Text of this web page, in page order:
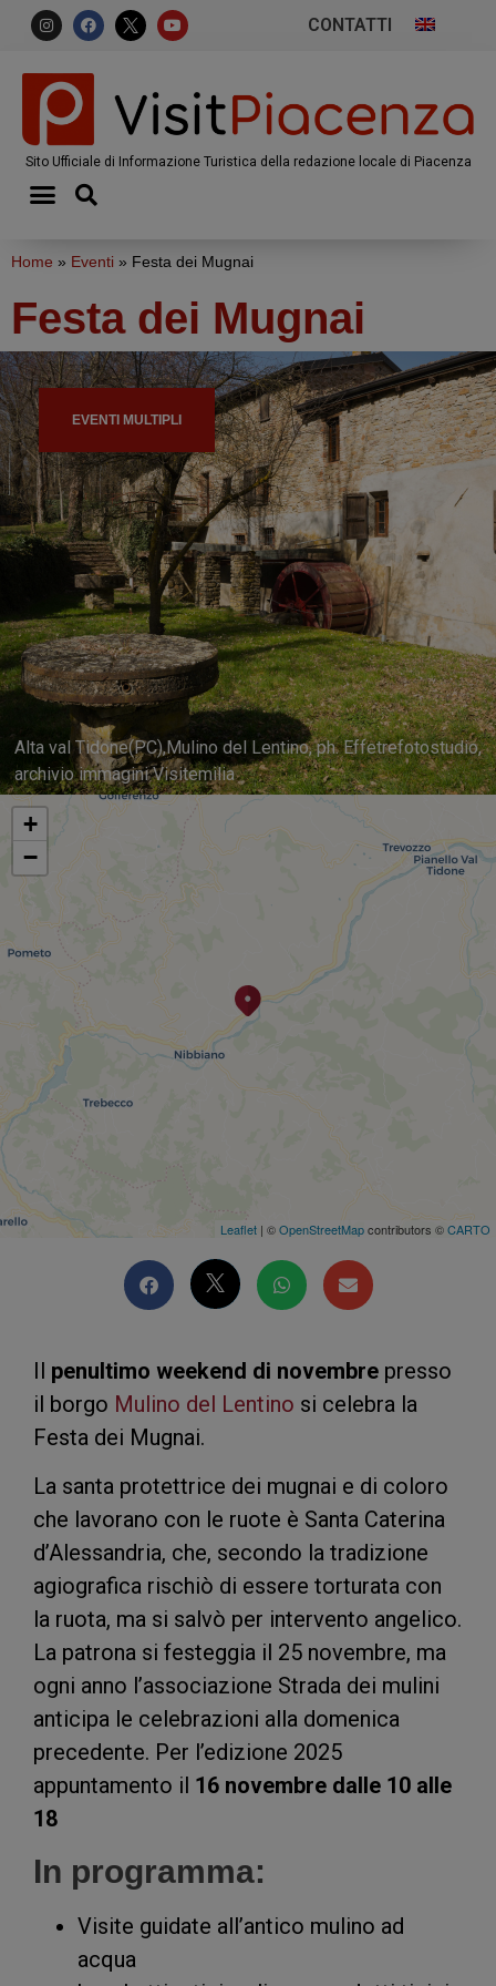
CONTATTI
Sito Ufficiale di Informazione Turistica della redazione locale di Piacenza
Home » Eventi » Festa dei Mugnai
Festa dei Mugnai
EVENTI MULTIPLI
Alta val Tidone(PC),Mulino del Lentino, ph. Effetrefotostudio,
archivio immagini Visitemilia
+
−
Leaflet | ©OpenStreetMapcontributors ©CARTO
Il penultimo weekend di novembre presso
il borgo Mulino del Lentino si celebra la
Festa dei Mugnai.
La santa protettrice dei mugnai e di coloro
che lavorano con le ruote è Santa Caterina
d’Alessandria, che, secondo la tradizione
agiografica rischiò di essere torturata con
la ruota, ma si salvò per intervento angelico.
La patrona si festeggia il 25 novembre, ma
ogni anno l’associazione Strada dei mulini
anticipa le celebrazioni alla domenica
precedente. Per l’edizione 2025
appuntamento il 16 novembre dalle 10 alle
18
In programma:
Visite guidate all’antico mulino ad
acqua